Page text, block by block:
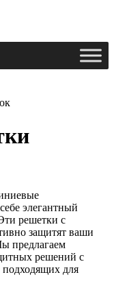
элегантный
решетки с
защитят ваши
предлагаем
решений с
для